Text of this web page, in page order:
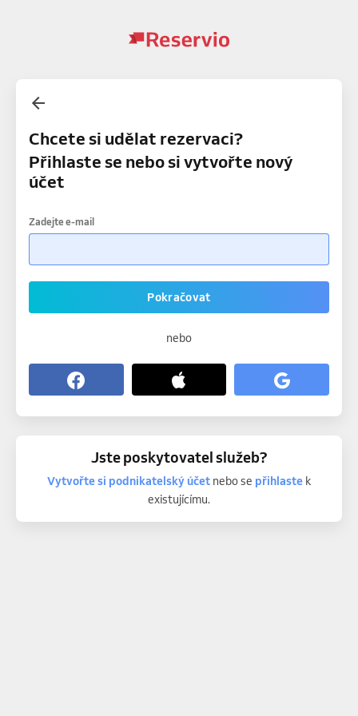
Chcete si udělat rezervaci?
Přihlaste se nebo si vytvořte nový
účet
Zadejte e-mail
Pokračovat
nebo
Jste poskytovatel služeb?
Vytvořte si podnikatelský účetnebo se přihlastek
existujícímu.